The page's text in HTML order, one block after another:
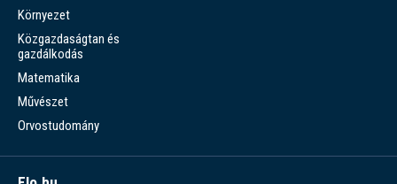
Környezet
Közgazdaságtan és
gazdálkodás
Matematika
Művészet
Orvostudomány